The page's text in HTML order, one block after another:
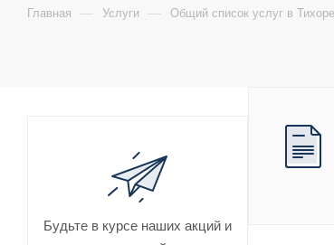
Главная — Услуги — Общий список услуг в
Будьте в курсе наших акций и